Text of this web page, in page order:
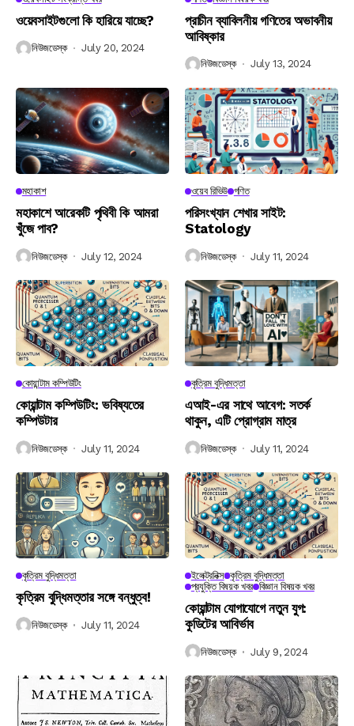
ওয়েবসাইটগুলো কি হারিয়ে যাচ্ছে?
নিউজডেস্ক July 20, 2024
প্রাচীন ব্যাবিলনীয় গণিতের অভাবনীয়
আবিষ্কার
নিউজডেস্ক July 13, 2024
মহাকাশ
মহাকাশে আরেকটি পৃথিবী কি আমরা
খুঁজে পাব?
নিউজডেস্ক July 12, 2024
ওয়েব রিভিউ গণিত
পরিসংখ্যান শেখার সাইট:
Statology
নিউজডেস্ক July 11, 2024
কোয়ান্টাম কম্পিউটিং
কোয়ান্টাম কম্পিউটিং: ভবিষ্যতের
কম্পিউটার
নিউজডেস্ক July 11, 2024
কৃত্রিম বুদ্ধিমত্তা
এআই-এর সাথে আবেগ: সতর্ক
থাকুন, এটি প্রোগ্রাম মাত্র
নিউজডেস্ক July 11, 2024
কৃত্রিম বুদ্ধিমত্তা
কৃত্রিম বুদ্ধিমত্তার সঙ্গে বন্ধুত্ব!
নিউজডেস্ক July 11, 2024
ইলেক্ট্রনিক্স কৃত্রিম বুদ্ধিমত্তা
প্রযুক্তি বিষয়ক খবর বিজ্ঞান বিষয়ক খবর
কোয়ান্টাম যোগাযোগে নতুন যুগ:
কুডিটের আবির্ভাব
নিউজডেস্ক July 9, 2024